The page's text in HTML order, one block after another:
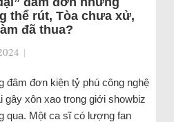
thể rút, Tòa chưa xử,
đã thua?
|
đơn kiện tỷ phú công nghệ
gây xôn xao trong giới showbiz
qua. Một ca sĩ có lượng fan